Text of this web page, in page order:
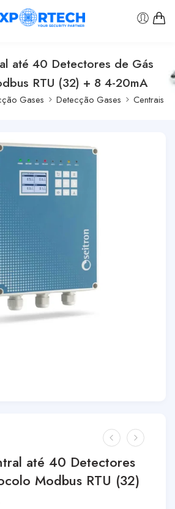
até 40 Detectores de Gás
RTU (32) + 8 4-20mA
Gases Detecção Gases Centrais
até 40 Detectores
Modbus RTU (32)